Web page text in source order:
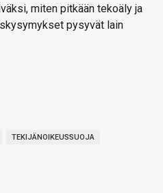
miten pitkään tekoäly ja
pysyvät lain
TEKIJÄNOIKEUSSUOJA